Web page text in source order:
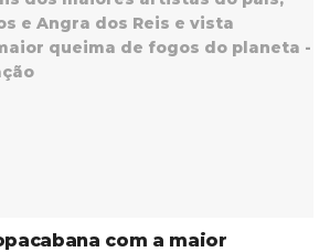
com a maior